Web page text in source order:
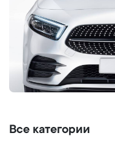
Все категории